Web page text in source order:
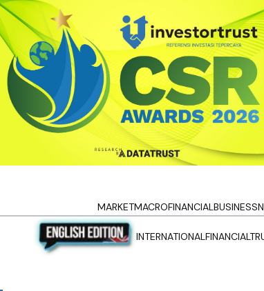
MARKETMACROFINANCIALBUSINESS
INTERNATIONAL